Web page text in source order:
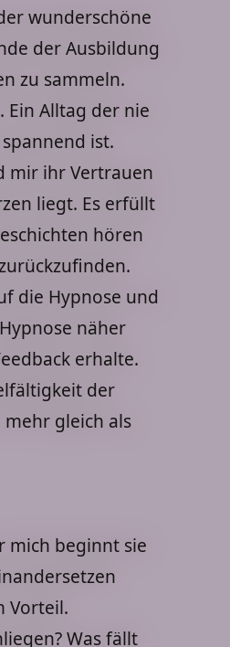
wunderschöne
der Ausbildung
zu sammeln.
Ein Alltag der nie
ist.
mir ihr Vertrauen
liegt. Es erfüllt
hören
die Hypnose und
näher
erhalte.
der
mehr gleich als
mich beginnt sie
Vorteil.
Was fällt